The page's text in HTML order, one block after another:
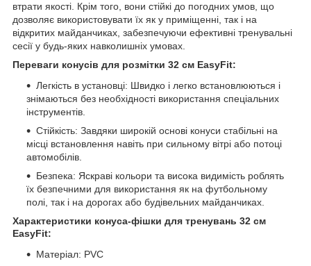
втрати якості. Крім того, вони стійкі до погодних умов, що
дозволяє використовувати їх як у приміщенні, так і на
відкритих майданчиках, забезпечуючи ефективні тренувальні
сесії у будь-яких навколишніх умовах.
Переваги конусів для розмітки 32 см EasyFit:
Легкість в установці: Швидко і легко встановлюються і
знімаються без необхідності використання спеціальних
інструментів.
Стійкість: Завдяки широкій основі конуси стабільні на
місці встановлення навіть при сильному вітрі або потоці
автомобілів.
Безпека: Яскраві кольори та висока видимість роблять
їх безпечними для використання як на футбольному
полі, так і на дорогах або будівельних майданчиках.
Характеристики конуса-фішки для тренувань 32 см
EasyFit:
Матеріал: PVC